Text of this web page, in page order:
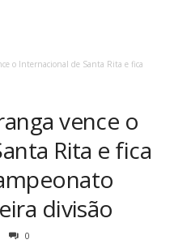
o Internacional de Santa Rita e fica
vence o
Rita e fica
divisão
0